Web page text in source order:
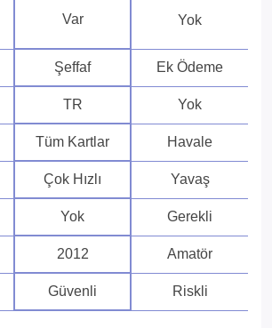
Var Yok
Şeffaf Ek Ödeme
TR Yok
Tüm Kartlar Havale
Çok Hızlı Yavaş
Yok Gerekli
2012 Amatör
Güvenli Riskli